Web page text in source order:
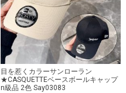
目を惹くカラーサンローラン
★CASQUETTEベースボールキャップ
n級品 2色 Say03083